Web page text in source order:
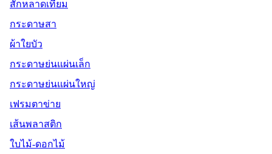
สักหลาดเทียม
กระดาษสา
ผ้าใยบัว
กระดาษย่นแผ่นเล็ก
กระดาษย่นแผ่นใหญ่
เฟรมตาข่าย
เส้นพลาสติก
ใบไม้-ดอกไม้